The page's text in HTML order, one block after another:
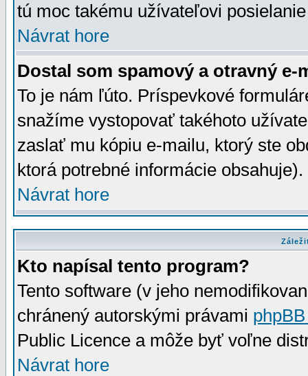
tú moc takému užívateľovi
Návrat hore
Dostal som spamový a otravný e-
To je nám ľúto. Príspevkové
snažíme vystopovať takéhoto
zaslať mu kópiu e-mailu, ktorý ste
ktorá potrebné informácie
Návrat hore
Kto napísal tento program?
Tento software (v jeho
chránený autorskými právami
Public Licence a môže byť voľne
Návrat hore